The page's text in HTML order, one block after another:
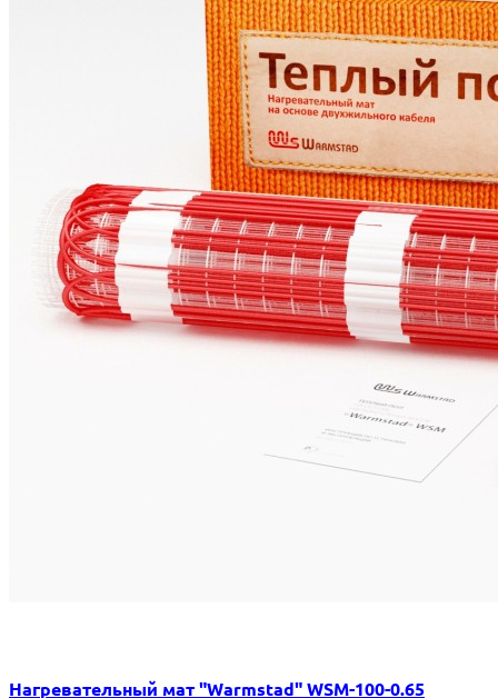
Нагревательный мат "Warmstad" WSM-100-0.65